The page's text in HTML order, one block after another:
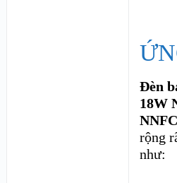
Đèn
18W
rộng
như: